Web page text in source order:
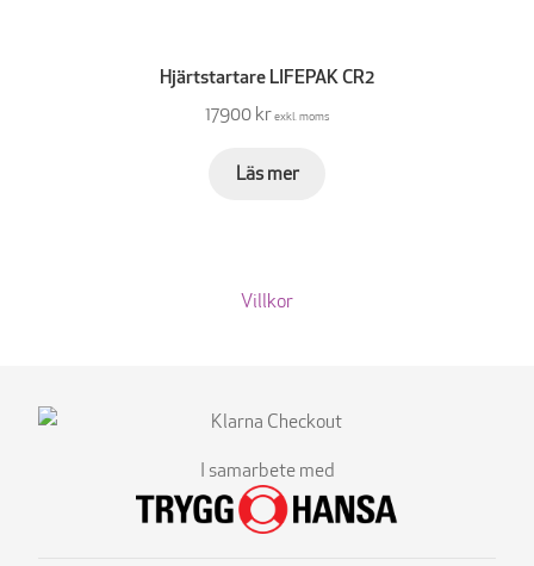
Hjärtstartare LIFEPAK CR2
17900 krexkl. moms
Läs mer
Villkor
I samarbete med